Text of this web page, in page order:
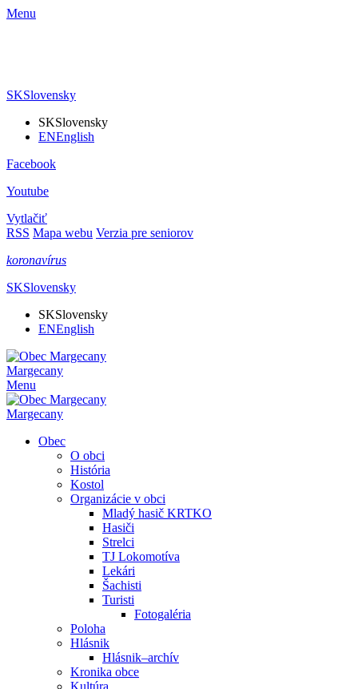
Menu
SKSlovensky
SKSlovensky
ENEnglish
Facebook
Youtube
Vytlačiť
RSS Mapa webu Verzia pre seniorov
koronavírus
SKSlovensky
SKSlovensky
ENEnglish
Margecany
Menu
Margecany
Obec
O obci
História
Kostol
Organizácie v obci
Mladý hasič KRTKO
Hasiči
Strelci
TJ Lokomotíva
Lekári
Šachisti
Turisti
Fotogaléria
Poloha
Hlásnik
Hlásnik–archív
Kronika obce
Kultúra